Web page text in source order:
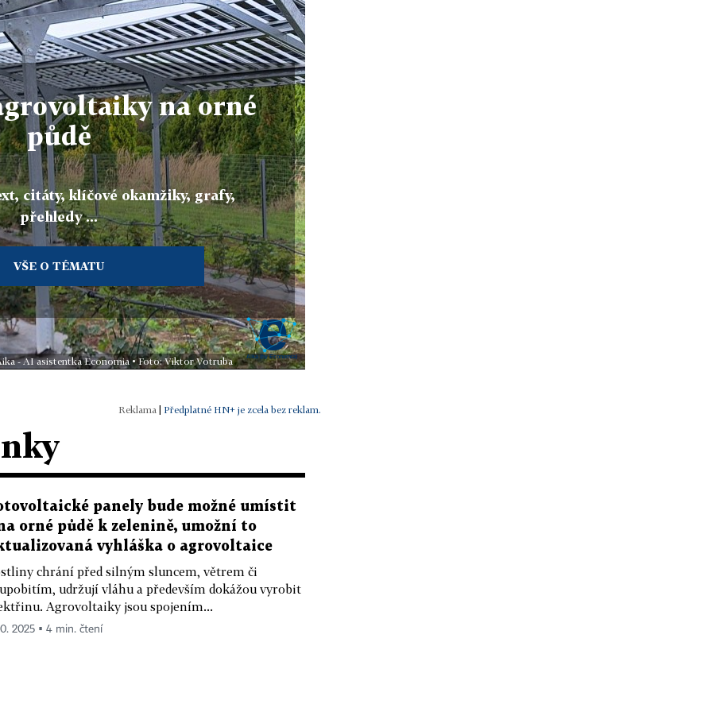
na orné
půdě
citáty, klíčové okamžiky, grafy,
přehledy ...
VŠE O TÉMATU
- AI asistentka Economia • Foto: Viktor Votruba
Předplatné HN+ je zcela bez reklam.
panely bude možné umístit
orné půdě k zelenině, umožní to
vyhláška o agrovoltaice
chrání před silným sluncem, větrem či
udržují vláhu a především dokážou vyrobit
Agrovoltaiky jsou spojením...
2025 ▪ 4 min. čtení